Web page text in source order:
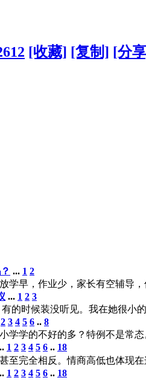
[收藏] [复制] [分
... 1 2
学早，作业少，家长有空辅导，
... 1 2 3
的时候装没听见。我在她很小
2 3 4 5 6 .. 8
学学的不好的多？特例不是常态
1 2 3 4 5 6 .. 18
至完全相反。情商高低也体现在
1 2 3 4 5 6 .. 18